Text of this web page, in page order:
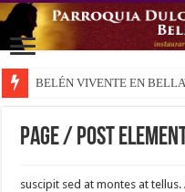
BELÉN VIVENTE EN
Page / Post
suscipit sed at montes at